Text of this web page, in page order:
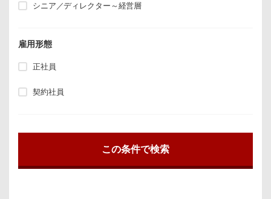
シニア／ディレクター～経営層
雇用形態
正社員
契約社員